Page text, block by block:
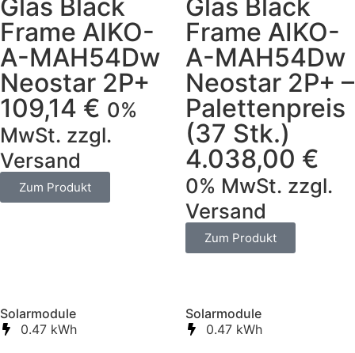
Glas Black
Frame AIKO-
A-MAH54Dw
Neostar 2P+
109,14 € 0%
MwSt. zzgl.
Versand
Zum Produkt
Glas Black
Frame AIKO-
A-MAH54Dw
Neostar 2P+ –
Palettenpreis
(37 Stk.)
4.038,00 €
0% MwSt. zzgl.
Versand
Zum Produkt
Solarmodule
0.47 kWh
Solarmodule
0.47 kWh